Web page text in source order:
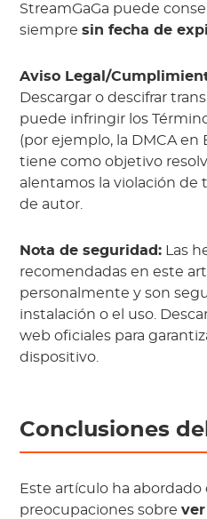
StreamGaGa puede
siempresin fecha de
Aviso Legal/
Descargar o descifrar
puede infringir los
(por ejemplo, la DMCA en
tiene como objetivo
alentamos la violación de
de autor.
Nota de seguridad: Las
recomendadas en este
personalmente y son
instalación o el uso.
web oficiales para
dispositivo.
Conclusiones
Este artículo ha
preocupaciones sobre